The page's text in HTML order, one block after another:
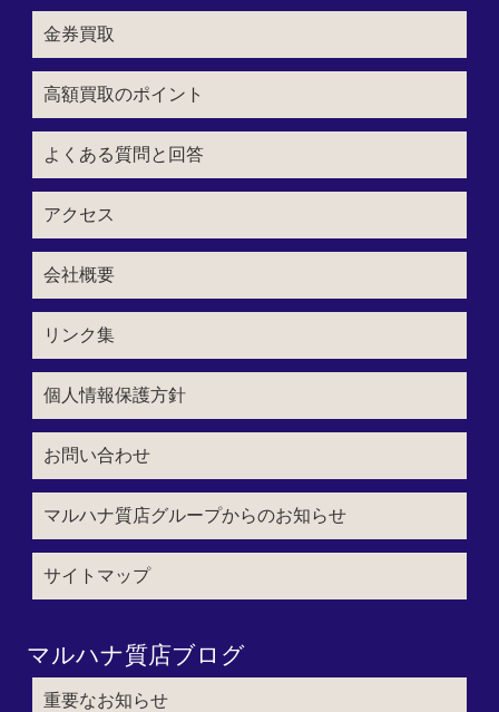
金券買取
高額買取のポイント
よくある質問と回答
アクセス
会社概要
リンク集
個人情報保護方針
お問い合わせ
マルハナ質店グループからのお知らせ
サイトマップ
マルハナ質店ブログ
重要なお知らせ